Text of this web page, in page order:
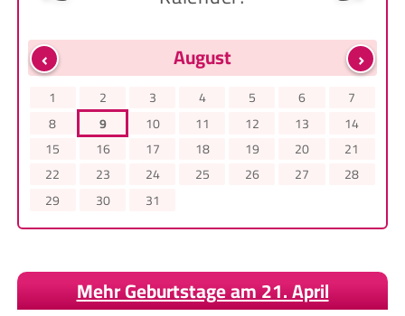
‹ ›
August
1 2 3 4 5 6
7
8
9 10 11 12 13
14
15
16 17 18 19 20
21
22
23 24 25 26 27
28
29
30 31
Mehr Geburtstage am 21. April